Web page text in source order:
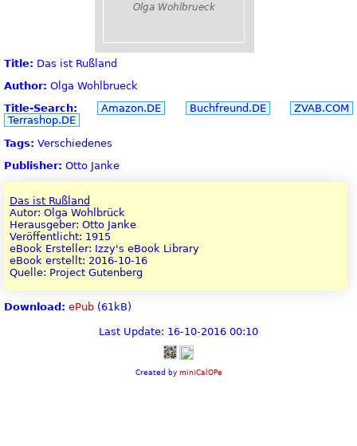
Olga Wohlbrueck
Title: Das ist Rußland
Author: Olga Wohlbrueck
Title-Search:
Amazon.DE Buchfreund.DE
ZVAB.COM
Terrashop.DE
Tags: Verschiedenes
Publisher: Otto Janke
Das ist Rußland
Autor: Olga Wohlbrück
Herausgeber: Otto Janke
Veröffentlicht: 1915
eBook Ersteller: Izzy's eBook Library
eBook erstellt: 2016-10-16
Quelle: Project Gutenberg
Download: ePub (61kB)
Last Update: 16-10-2016 00:10
Created by miniCalOPe